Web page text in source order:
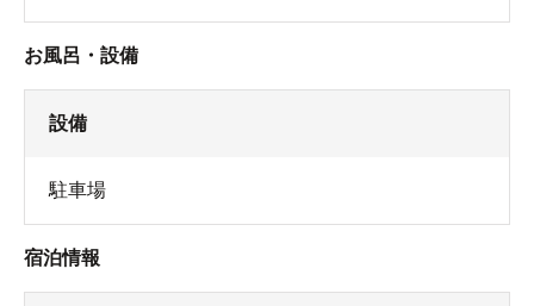
お風呂・設備
設備
駐車場
宿泊情報